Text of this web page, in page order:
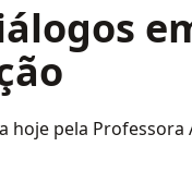
pela Professora